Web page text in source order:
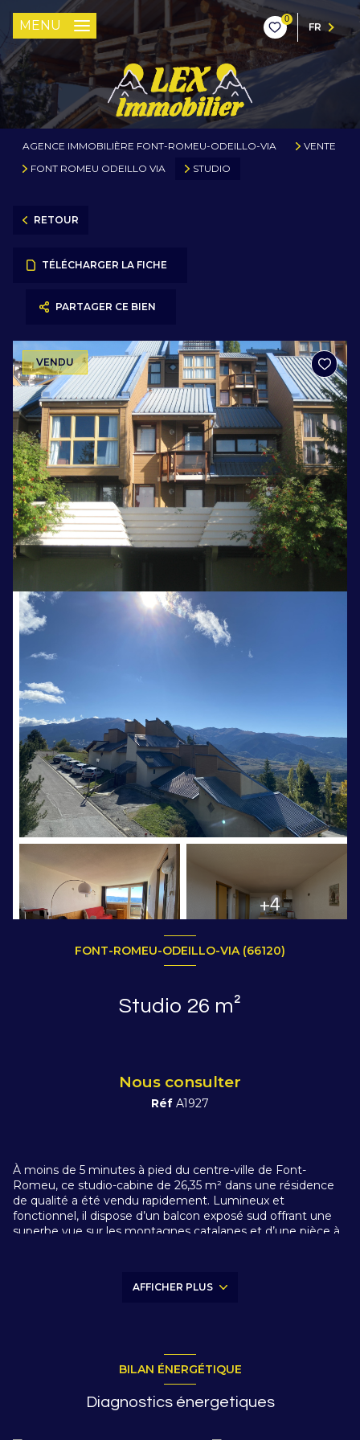
0
FR
MENU
AGENCE IMMOBILIÈRE FONT-ROMEU-ODEILLO-VIA
VENTE
FONT ROMEU ODEILLO VIA
STUDIO
RETOUR
TÉLÉCHARGER LA FICHE
PARTAGER CE BIEN
VENDU
+4
FONT-ROMEU-ODEILLO-VIA (66120)
Studio 26 m²
Nous consulter
Réf A1927
À moins de 5 minutes à pied du centre-ville de Font-
Romeu, ce studio-cabine de 26,35 m² dans une résidence
de qualité a été vendu rapidement. Lumineux et
fonctionnel, il dispose d’un balcon exposé sud offrant une
superbe vue sur les montagnes catalanes et d’une pièce à
huisseries récentes et tableau électrique refait. À proximité
coin-cabine, salle de bains, WC indépendant, casier à skis et
parking extérieur. Il a été vendu meublé, prêt à accueillir
ses futurs occupants dès l’arrivée.
AFFICHER PLUS
BILAN ÉNERGÉTIQUE
Diagnostics énergetiques